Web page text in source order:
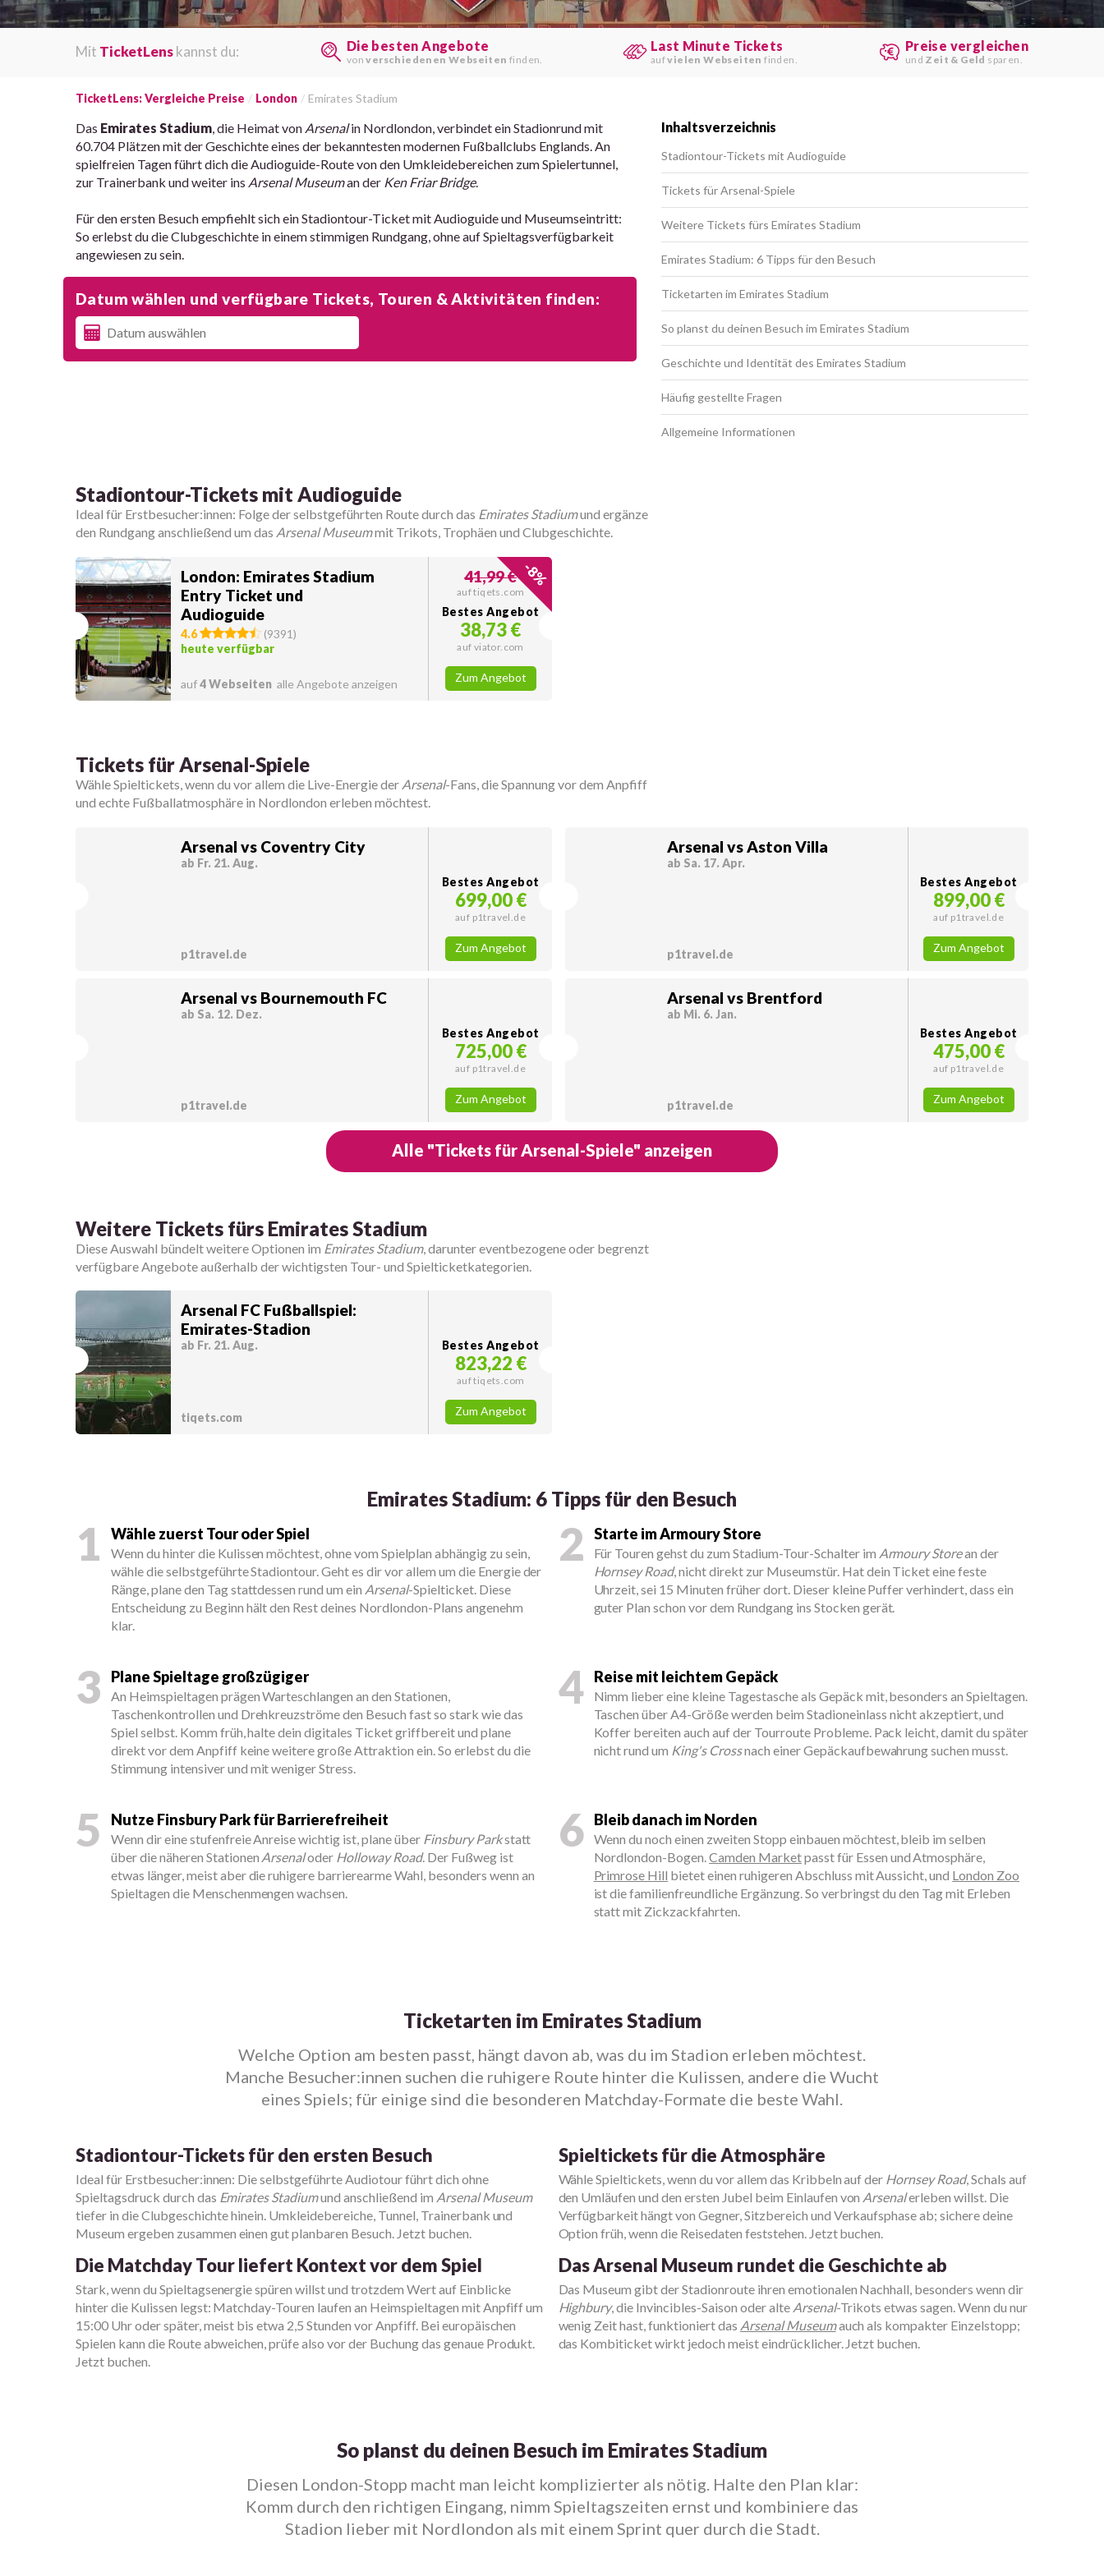
Mit TicketLenskannst du: Die besten Angebote
vonverschiedenen Webseiten finden.
Last Minute Tickets
aufvielen Webseiten finden.
Preise vergleichen
und Zeit & Geld sparen.
TicketLens: Vergleiche Preise London Emirates Stadium
Das Emirates Stadium , die Heimat von Arsenalin Nordlondon, verbindet ein Stadionrund mit
60.704 Plätzen mit der Geschichte eines der bekanntesten modernen Fußballclubs Englands. An
spielfreien Tagen führt dich die Audioguide-Route von den Umkleidebereichen zum Spielertunnel,
zur Trainerbank und weiter ins Arsenal Museuman der Ken Friar Bridge.
Für den ersten Besuch empfiehlt sich ein Stadiontour-Ticket mit Audioguide und Museumseintritt:
So erlebst du die Clubgeschichte in einem stimmigen Rundgang, ohne auf Spieltagsverfügbarkeit
angewiesen zu sein.
Datum wählen und verfügbare Tickets, Touren & Aktivitäten finden:
Inhaltsverzeichnis
Stadiontour-Tickets mit Audioguide
Tickets für Arsenal-Spiele
Weitere Tickets fürs Emirates Stadium
Emirates Stadium: 6 Tipps für den Besuch
Ticketarten im Emirates Stadium
So planst du deinen Besuch im Emirates Stadium
Geschichte und Identität des Emirates Stadium
Häufig gestellte Fragen
Allgemeine Informationen
Stadiontour-Tickets mit Audioguide
Ideal für Erstbesucher:innen: Folge der selbstgeführten Route durch das Emirates Stadiumund ergänze
den Rundgang anschließend um das Arsenal Museummit Trikots, Trophäen und Clubgeschichte.
London: Emirates Stadium
Entry Ticket und
Audioguide
4.6 (9391)
heute verfügbar
auf4 Webseiten alle Angebote anzeigen
-
8
%
41,99 €
auf tiqets.com
Bestes Angebot
38,73 €
auf viator.com
Zum Angebot
Tickets für Arsenal-Spiele
Wähle Spieltickets, wenn du vor allem die Live-Energie der Arsenal-Fans, die Spannung vor dem Anpfiff
und echte Fußballatmosphäre in Nordlondon erleben möchtest.
Arsenal vs Coventry City
ab Fr. 21. Aug.
p1travel.de
Bestes Angebot
699,00 €
auf p1travel.de
Zum Angebot
Arsenal vs Aston Villa
ab Sa. 17. Apr.
p1travel.de
Bestes Angebot
899,00 €
auf p1travel.de
Zum Angebot
Arsenal vs Bournemouth FC
ab Sa. 12. Dez.
p1travel.de
Bestes Angebot
725,00 €
auf p1travel.de
Zum Angebot
Arsenal vs Brentford
ab Mi. 6. Jan.
p1travel.de
Bestes Angebot
475,00 €
auf p1travel.de
Zum Angebot
Alle "Tickets für Arsenal-Spiele" anzeigen
Weitere Tickets fürs Emirates Stadium
Diese Auswahl bündelt weitere Optionen im Emirates Stadium, darunter eventbezogene oder begrenzt
verfügbare Angebote außerhalb der wichtigsten Tour- und Spielticketkategorien.
Arsenal FC Fußballspiel:
Emirates-Stadion
ab Fr. 21. Aug.
tiqets.com
Bestes Angebot
823,22 €
auf tiqets.com
Zum Angebot
Emirates Stadium: 6 Tipps für den Besuch
1 Wähle zuerst Tour oder Spiel
Wenn du hinter die Kulissen möchtest, ohne vom Spielplan abhängig zu sein,
wähle die selbstgeführte Stadiontour. Geht es dir vor allem um die Energie der
Ränge, plane den Tag stattdessen rund um ein Arsenal-Spielticket. Diese
Entscheidung zu Beginn hält den Rest deines Nordlondon-Plans angenehm
klar.
2 Starte im Armoury Store
Für Touren gehst du zum Stadium-Tour-Schalter im Armoury Storean der
Hornsey Road, nicht direkt zur Museumstür. Hat dein Ticket eine feste
Uhrzeit, sei 15 Minuten früher dort. Dieser kleine Puffer verhindert, dass ein
guter Plan schon vor dem Rundgang ins Stocken gerät.
3 Plane Spieltage großzügiger
An Heimspieltagen prägen Warteschlangen an den Stationen,
Taschenkontrollen und Drehkreuzströme den Besuch fast so stark wie das
Spiel selbst. Komm früh, halte dein digitales Ticket griffbereit und plane
direkt vor dem Anpfiff keine weitere große Attraktion ein. So erlebst du die
Stimmung intensiver und mit weniger Stress.
4 Reise mit leichtem Gepäck
Nimm lieber eine kleine Tagestasche als Gepäck mit, besonders an Spieltagen.
Taschen über A4-Größe werden beim Stadioneinlass nicht akzeptiert, und
Koffer bereiten auch auf der Tourroute Probleme. Pack leicht, damit du später
nicht rund um King's Crossnach einer Gepäckaufbewahrung suchen musst.
5 Nutze Finsbury Park für Barrierefreiheit
Wenn dir eine stufenfreie Anreise wichtig ist, plane über Finsbury Parkstatt
über die näheren Stationen Arsenaloder Holloway Road. Der Fußweg ist
etwas länger, meist aber die ruhigere barrierearme Wahl, besonders wenn an
Spieltagen die Menschenmengen wachsen.
6 Bleib danach im Norden
Wenn du noch einen zweiten Stopp einbauen möchtest, bleib im selben
Nordlondon-Bogen.Camden Marketpasst für Essen und Atmosphäre,
Primrose Hill bietet einen ruhigeren Abschluss mit Aussicht, und London Zoo
ist die familienfreundliche Ergänzung. So verbringst du den Tag mit Erleben
statt mit Zickzackfahrten.
Ticketarten im Emirates Stadium
Welche Option am besten passt, hängt davon ab, was du im Stadion erleben möchtest.
Manche Besucher:innen suchen die ruhigere Route hinter die Kulissen, andere die Wucht
eines Spiels; für einige sind die besonderen Matchday-Formate die beste Wahl.
Stadiontour-Tickets für den ersten Besuch
Ideal für Erstbesucher:innen: Die selbstgeführte Audiotour führt dich ohne
Spieltagsdruck durch das Emirates Stadiumund anschließend im Arsenal Museum
tiefer in die Clubgeschichte hinein. Umkleidebereiche, Tunnel, Trainerbank und
Museum ergeben zusammen einen gut planbaren Besuch. Jetzt buchen.
Spieltickets für die Atmosphäre
Wähle Spieltickets, wenn du vor allem das Kribbeln auf der Hornsey Road, Schals auf
den Umläufen und den ersten Jubel beim Einlaufen von Arsenalerleben willst. Die
Verfügbarkeit hängt von Gegner, Sitzbereich und Verkaufsphase ab; sichere deine
Option früh, wenn die Reisedaten feststehen. Jetzt buchen.
Die Matchday Tour liefert Kontext vor dem Spiel
Stark, wenn du Spieltagsenergie spüren willst und trotzdem Wert auf Einblicke
hinter die Kulissen legst: Matchday-Touren laufen an Heimspieltagen mit Anpfiff um
15:00 Uhr oder später, meist bis etwa 2,5 Stunden vor Anpfiff. Bei europäischen
Spielen kann die Route abweichen, prüfe also vor der Buchung das genaue Produkt.
Jetzt buchen.
Das Arsenal Museum rundet die Geschichte ab
Das Museum gibt der Stadionroute ihren emotionalen Nachhall, besonders wenn dir
Highbury, die Invincibles-Saison oder alte Arsenal-Trikots etwas sagen. Wenn du nur
wenig Zeit hast, funktioniert das Arsenal Museumauch als kompakter Einzelstopp;
das Kombiticket wirkt jedoch meist eindrücklicher. Jetzt buchen.
So planst du deinen Besuch im Emirates Stadium
Diesen London-Stopp macht man leicht komplizierter als nötig. Halte den Plan klar:
Komm durch den richtigen Eingang, nimm Spieltagszeiten ernst und kombiniere das
Stadion lieber mit Nordlondon als mit einem Sprint quer durch die Stadt.